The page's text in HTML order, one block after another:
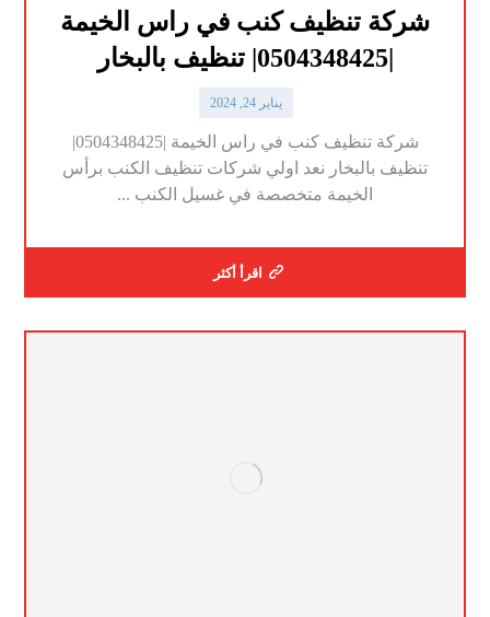
شركة تنظيف كنب في راس الخيمة
|0504348425| تنظيف بالبخار
يناير 24, 2024
شركة تنظيف كنب في راس الخيمة |0504348425|
تنظيف بالبخار نعد اولي شركات تنظيف الكنب برأس
الخيمة متخصصة في غسيل الكنب ...
اقرأ أكثر